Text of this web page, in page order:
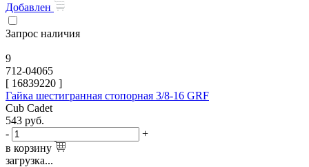
Добавлен
Запрос наличия
9
712-04065
[ 16839220 ]
Гайка шестигранная стопорная 3/8-16 GRF
Cub Cadet
543 руб.
-
+
в корзину
загрузка...